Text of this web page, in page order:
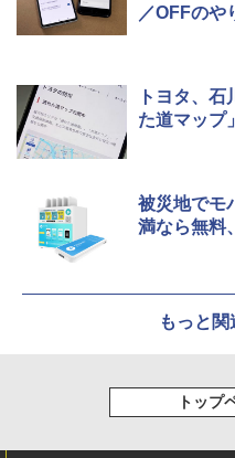
／OFFのや
トヨタ、
た道マップ
被災地でモ
満なら無料
もっと
トップ